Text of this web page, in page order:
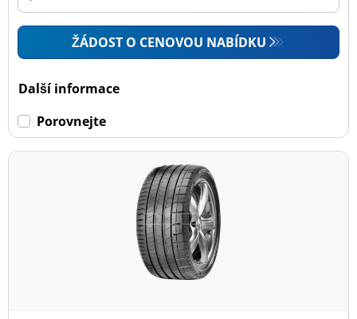
ŽÁDOST O CENOVOU NABÍDKU
Další informace
Porovnejte